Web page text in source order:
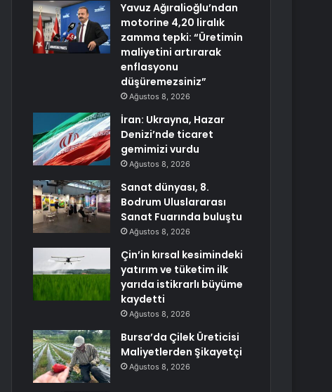
Yavuz Ağıralioğlu’ndan
motorine 4,20 liralık
zamma tepki: “Üretimin
maliyetini artırarak
enflasyonu
düşüremezsiniz”
Ağustos 8, 2026
İran: Ukrayna, Hazar
Denizi’nde ticaret
gemimizi vurdu
Ağustos 8, 2026
Sanat dünyası, 8.
Bodrum Uluslararası
Sanat Fuarında buluştu
Ağustos 8, 2026
Çin’in kırsal kesimindeki
yatırım ve tüketim ilk
yarıda istikrarlı büyüme
kaydetti
Ağustos 8, 2026
Bursa’da Çilek Üreticisi
Maliyetlerden Şikayetçi
Ağustos 8, 2026